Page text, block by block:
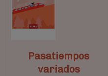
Pasatiempos
variados